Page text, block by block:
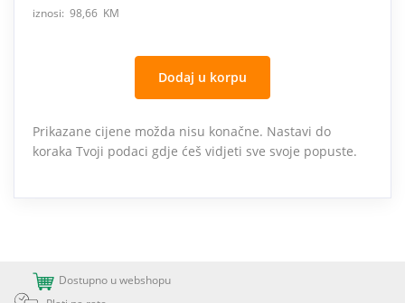
iznosi: 98,66 KM
Dodaj u korpu
Prikazane cijene možda nisu konačne. Nastavi do
koraka Tvoji podaci gdje ćeš vidjeti sve svoje popuste.
Dostupno u webshopu